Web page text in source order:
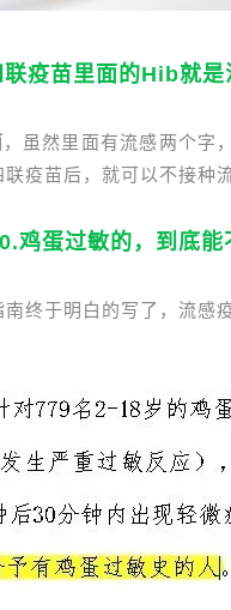
疫苗里面的Hib就是
，虽然里面有流感两个字
疫苗后，就可以不接种
鸡蛋过敏的，到底能
终于明白的写了，流感